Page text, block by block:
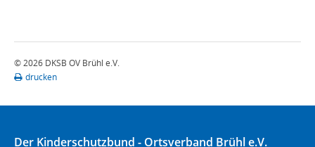
© 2026 DKSB OV Brühl e.V.
drucken
Der Kinderschutzbund - Ortsverband Brühl e.V.